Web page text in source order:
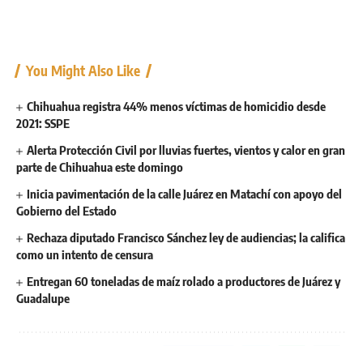
You Might Also Like
Chihuahua registra 44% menos víctimas de homicidio desde
2021: SSPE
Alerta Protección Civil por lluvias fuertes, vientos y calor en gran
parte de Chihuahua este domingo
Inicia pavimentación de la calle Juárez en Matachí con apoyo del
Gobierno del Estado
Rechaza diputado Francisco Sánchez ley de audiencias; la califica
como un intento de censura
Entregan 60 toneladas de maíz rolado a productores de Juárez y
Guadalupe